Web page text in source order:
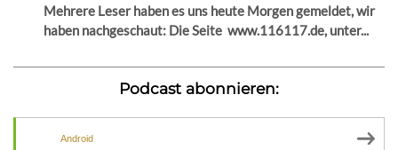
Mehrere Leser haben es uns heute Morgen gemeldet, wir
haben nachgeschaut: Die Seite www.116117.de, unter...
Podcast abonnieren:
Android